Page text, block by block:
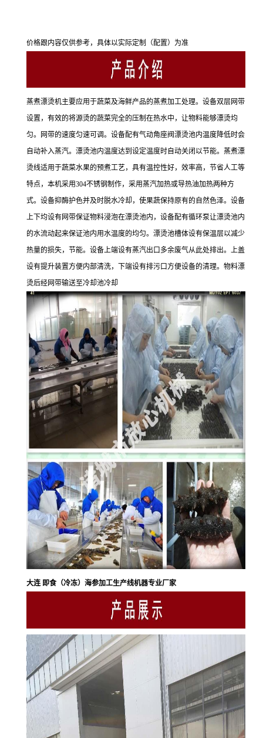
价格跟内容仅供参考，具体以实际定制（配置）为准
蒸煮漂烫机主要应用于蔬菜及海鲜产品的蒸煮加工处理。设备双层网带
设置，有效的将源烫的蔬菜完全的压制在热水中，让物料能够漂烫均
匀。网带的速度匀速可调。设备配有气动角座阀漂烫池内温度降低时会
自动补入蒸汽。漂烫池内温度达到设定温度时自动关闭以节能。蒸煮漂
烫线适用于蔬菜水果的预煮工艺，具有温控性好，效率高，节省人工等
特点，本机采用304不锈钢制作，采用蒸汽加热或导热油加热两种方
式。设备抑酶护色并及时脱水冷却，使果蔬保持原有的自然色泽。设备
上下均设有网带保证物料浸泡在漂烫池内，设备配有循环泵让漂烫池内
的水流动起来保证池内用水温度的均匀。漂烫池槽体设有保温层以减少
热量的损失，节能。设备上端设有蒸汽出口多余废气从此处排出。上盖
设有提升装置方便内部清洗，下端设有排污口方便设备的清理。物料漂
烫后经网带输送至冷却池冷却
大连 即食（冷冻）海参加工生产线机器专业厂家